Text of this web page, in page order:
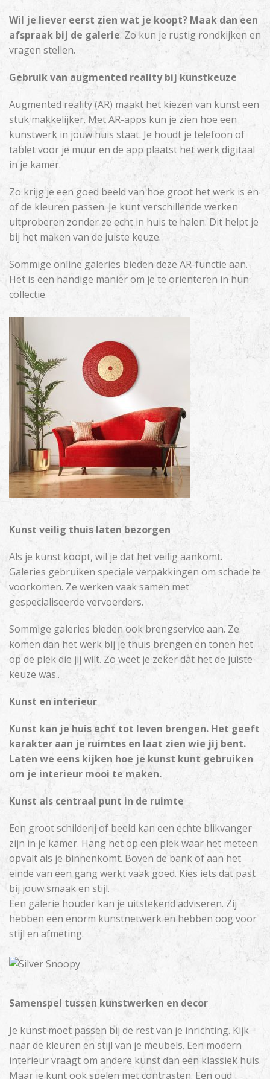
Wil je liever eerst zien wat je koopt? Maak dan een
afspraak bij de galerie. Zo kun je rustig rondkijken en
vragen stellen.
Gebruik van augmented reality bij kunstkeuze
Augmented reality (AR) maakt het kiezen van kunst een
stuk makkelijker. Met AR-apps kun je zien hoe een
kunstwerk in jouw huis staat. Je houdt je telefoon of
tablet voor je muur en de app plaatst het werk digitaal
in je kamer.
Zo krijg je een goed beeld van hoe groot het werk is en
of de kleuren passen. Je kunt verschillende werken
uitproberen zonder ze echt in huis te halen. Dit helpt je
bij het maken van de juiste keuze.
Sommige online galeries bieden deze AR-functie aan.
Het is een handige manier om je te oriënteren in hun
collectie.
Kunst veilig thuis laten bezorgen
Als je kunst koopt, wil je dat het veilig aankomt.
Galeries gebruiken speciale verpakkingen om schade te
voorkomen. Ze werken vaak samen met
gespecialiseerde vervoerders.
Sommige galeries bieden ook brengservice aan. Ze
komen dan het werk bij je thuis brengen en tonen het
op de plek die jij wilt. Zo weet je zeker dat het de juiste
keuze was..
Kunst en interieur
Kunst kan je huis echt tot leven brengen. Het geeft
karakter aan je ruimtes en laat zien wie jij bent.
Laten we eens kijken hoe je kunst kunt gebruiken
om je interieur mooi te maken.
Kunst als centraal punt in de ruimte
Een groot schilderij of beeld kan een echte blikvanger
zijn in je kamer. Hang het op een plek waar het meteen
opvalt als je binnenkomt. Boven de bank of aan het
einde van een gang werkt vaak goed. Kies iets dat past
bij jouw smaak en stijl.
Een galerie houder kan je uitstekend adviseren. Zij
hebben een enorm kunstnetwerk en hebben oog voor
stijl en afmeting.
Samenspel tussen kunstwerken en decor
Je kunst moet passen bij de rest van je inrichting. Kijk
naar de kleuren en stijl van je meubels. Een modern
interieur vraagt om andere kunst dan een klassiek huis.
Maar je kunt ook spelen met contrasten. Een oud